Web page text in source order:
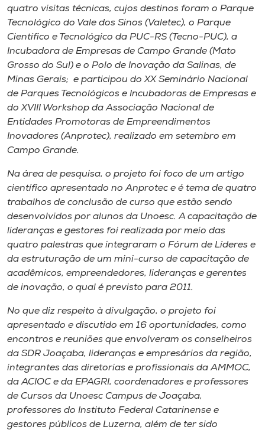
quatro visitas técnicas, cujos destinos foram o Parque
Tecnológico do Vale dos Sinos (Valetec), o Parque
Científico e Tecnológico da PUC-RS (Tecno-PUC), a
Incubadora de Empresas de Campo Grande (Mato
Grosso do Sul) e o Polo de Inovação da Salinas, de
Minas Gerais; e participou do XX Seminário Nacional
de Parques Tecnológicos e Incubadoras de Empresas e
do XVIII Workshop da Associação Nacional de
Entidades Promotoras de Empreendimentos
Inovadores (Anprotec), realizado em setembro em
Campo Grande.
Na área de pesquisa, o projeto foi foco de um artigo
científico apresentado no Anprotec e é tema de quatro
trabalhos de conclusão de curso que estão sendo
desenvolvidos por alunos da Unoesc. A capacitação de
lideranças e gestores foi realizada por meio das
quatro palestras que integraram o Fórum de Líderes e
da estruturação de um mini-curso de capacitação de
acadêmicos, empreendedores, lideranças e gerentes
de inovação, o qual é previsto para 2011.
No que diz respeito à divulgação, o projeto foi
apresentado e discutido em 16 oportunidades, como
encontros e reuniões que envolveram os conselheiros
da SDR Joaçaba, lideranças e empresários da região,
integrantes das diretorias e profissionais da AMMOC,
da ACIOC e da EPAGRI, coordenadores e professores
de Cursos da Unoesc Campus de Joaçaba,
professores do Instituto Federal Catarinense e
gestores públicos de Luzerna, além de ter sido